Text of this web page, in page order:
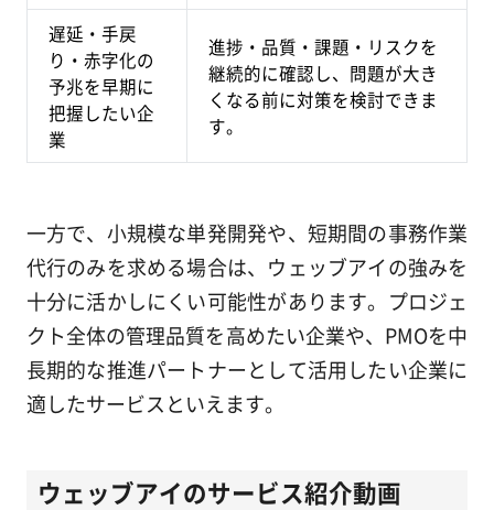
遅延・手戻
り・赤字化の
予兆を早期に
把握したい企
業
進捗・品質・課題・リスクを
継続的に確認し、問題が大き
くなる前に対策を検討できま
す。
一方で、小規模な単発開発や、短期間の事務作業
代行のみを求める場合は、ウェッブアイの強みを
十分に活かしにくい可能性があります。プロジェ
クト全体の管理品質を高めたい企業や、PMOを中
長期的な推進パートナーとして活用したい企業に
適したサービスといえます。
ウェッブアイのサービス紹介動画